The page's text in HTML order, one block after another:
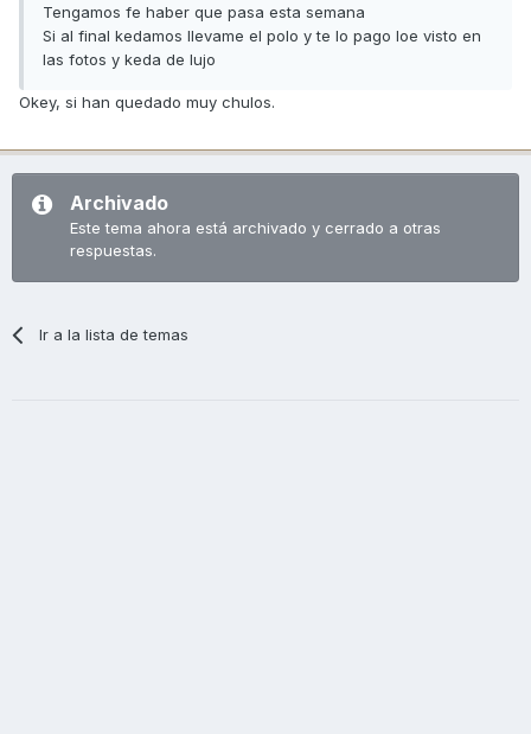
Tengamos fe haber que pasa esta semana
Si al final kedamos llevame el polo y te lo pago loe visto en
las fotos y keda de lujo
Okey, si han quedado muy chulos.
Archivado
Este tema ahora está archivado y cerrado a otras
respuestas.
Ir a la lista de temas